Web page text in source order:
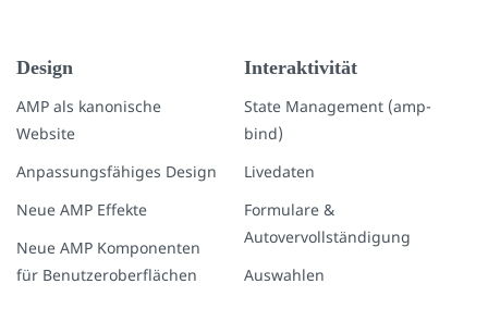
Design
AMP als kanonische
Website
Anpassungsfähiges Design
Neue AMP Effekte
Neue AMP Komponenten
für Benutzeroberflächen
Interaktivität
State Management (amp-
bind)
Livedaten
Formulare &
Autovervollständigung
Auswahlen